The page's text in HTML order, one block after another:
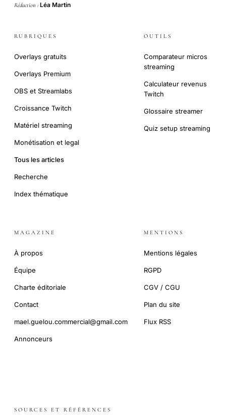
Rédaction : Léa Martin
RUBRIQUES
Overlays gratuits
Overlays Premium
OBS et Streamlabs
Croissance Twitch
Matériel streaming
Monétisation et legal
Tous les articles
Recherche
Index thématique
OUTILS
Comparateur micros
streaming
Calculateur revenus
Twitch
Glossaire streamer
Quiz setup streaming
MAGAZINE
À propos
Équipe
Charte éditoriale
Contact
mael.guelou.commercial@gmail.com
Annonceurs
MENTIONS
Mentions légales
RGPD
CGV / CGU
Plan du site
Flux RSS
SOURCES ET RÉFÉRENCES